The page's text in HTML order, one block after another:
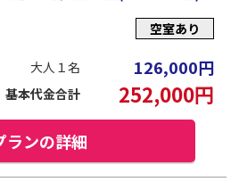
空室あり
大人１名 126,000円
基本代金合計 252,000円
ランの詳細